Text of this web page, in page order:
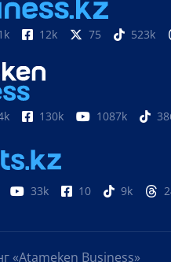
12k 75 523k
130k 1087k
33k 10 9k
«Atameken Business»